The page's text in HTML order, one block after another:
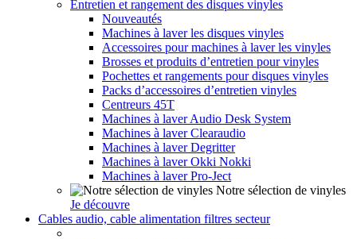
Entretien et rangement des disques vinyles
Nouveautés
Machines à laver les disques vinyles
Accessoires pour machines à laver les vinyles
Brosses et produits d’entretien pour vinyles
Pochettes et rangements pour disques vinyles
Packs d’accessoires d’entretien vinyles
Centreurs 45T
Machines à laver Audio Desk System
Machines à laver Clearaudio
Machines à laver Degritter
Machines à laver Okki Nokki
Machines à laver Pro-Ject
Notre sélection de vinyles
Je découvre
Cables audio, cable alimentation filtres secteur